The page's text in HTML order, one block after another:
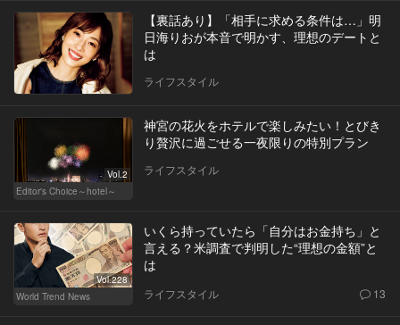
【裏話あり】「相手に求める条件は…」明
日海りおが本音で明かす、理想のデートと
は
ライフスタイル
Vol.2
Editor's Choice～hotel～
神宮の花火をホテルで楽しみたい！とびき
り贅沢に過ごせる一夜限りの特別プラン
ライフスタイル
Vol.228
World Trend News
いくら持っていたら「自分はお金持ち」と
言える？米調査で判明した“理想の金額”と
は
ライフスタイル 13